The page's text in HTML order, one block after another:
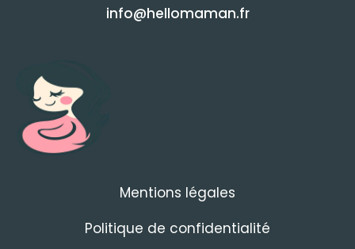
info@hellomaman.fr
Mentions légales
Politique de confidentialité